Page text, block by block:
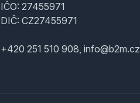
IČO: 27455971
DIČ: CZ27455971
+420 251 510 908, info@b2m.cz